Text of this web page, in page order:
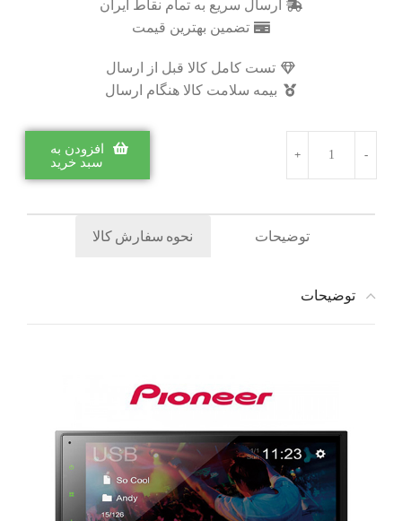
ارسال سریع به تمام نقاط ایران
تضمین بهترین قیمت
تست کامل کالا قبل از ارسال
بیمه سلامت کالا هنگام ارسال
افزودن به
سبد خرید
توضیحات نحوه سفارش کالا
توضیحات